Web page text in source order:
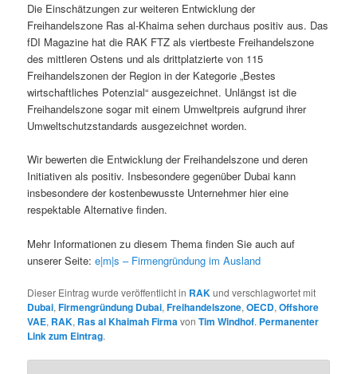
Die Einschätzungen zur weiteren Entwicklung der
Freihandelszone Ras al-Khaima sehen durchaus positiv aus. Das
fDI Magazine hat die RAK FTZ als viertbeste Freihandelszone
des mittleren Ostens und als drittplatzierte von 115
Freihandelszonen der Region in der Kategorie „Bestes
wirtschaftliches Potenzial“ ausgezeichnet. Unlängst ist die
Freihandelszone sogar mit einem Umweltpreis aufgrund ihrer
Umweltschutzstandards ausgezeichnet worden.
Wir bewerten die Entwicklung der Freihandelszone und deren
Initiativen als positiv. Insbesondere gegenüber Dubai kann
insbesondere der kostenbewusste Unternehmer hier eine
respektable Alternative finden.
Mehr Informationen zu diesem Thema finden Sie auch auf
unserer Seite:e|m|s – Firmengründung im Ausland
Dieser Eintrag wurde veröffentlicht in RAKund verschlagwortet mit
Dubai,Firmengründung Dubai,Freihandelszone,OECD,Offshore
VAE, RAK, Ras al Khaimah FirmavonTim Windhof. Permanenter
Link zum Eintrag.